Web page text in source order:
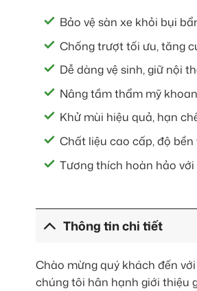
Bảo vệ sàn xe khỏi bụi
Chống trượt tối ưu, tăng
Dễ dàng vệ sinh, giữ nội
Nâng tầm thẩm mỹ
Khử mùi hiệu quả, hạn
Chất liệu cao cấp, độ
Tương thích hoàn hảo với
Thông tin chi tiết
Chào mừng quý khách đến
chúng tôi hân hạnh giới thiệu